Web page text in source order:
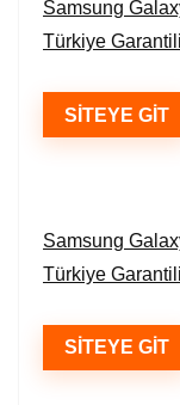
Samsung
Türkiye
SITEYE GIT
Samsung
Türkiye
SITEYE GIT